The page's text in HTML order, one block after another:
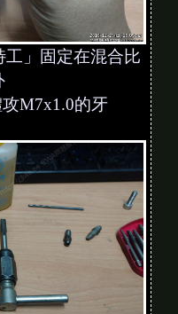
工」固定在混合比
M7x1.0的牙